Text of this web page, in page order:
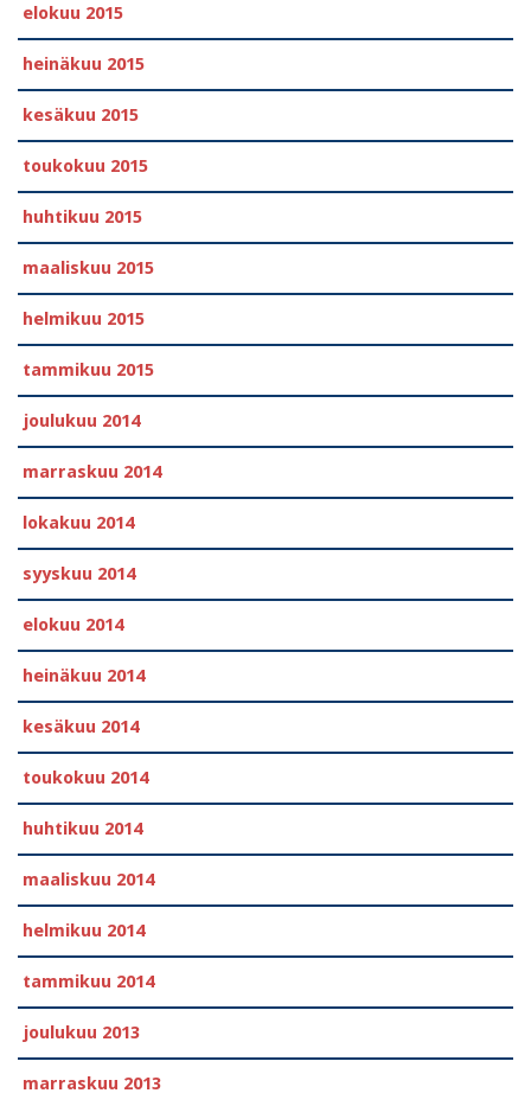
elokuu 2015
heinäkuu 2015
kesäkuu 2015
toukokuu 2015
huhtikuu 2015
maaliskuu 2015
helmikuu 2015
tammikuu 2015
joulukuu 2014
marraskuu 2014
lokakuu 2014
syyskuu 2014
elokuu 2014
heinäkuu 2014
kesäkuu 2014
toukokuu 2014
huhtikuu 2014
maaliskuu 2014
helmikuu 2014
tammikuu 2014
joulukuu 2013
marraskuu 2013